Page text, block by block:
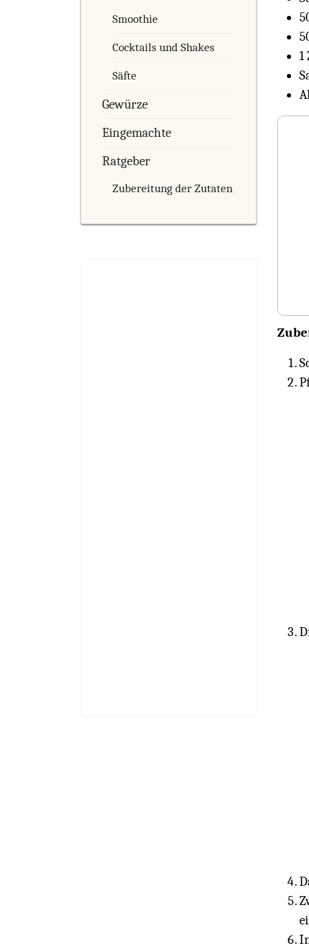
Smoothie
Cocktails und Shakes
Säfte
Gewürze
Eingemachte
Ratgeber
Zubereitung der Zutaten
1